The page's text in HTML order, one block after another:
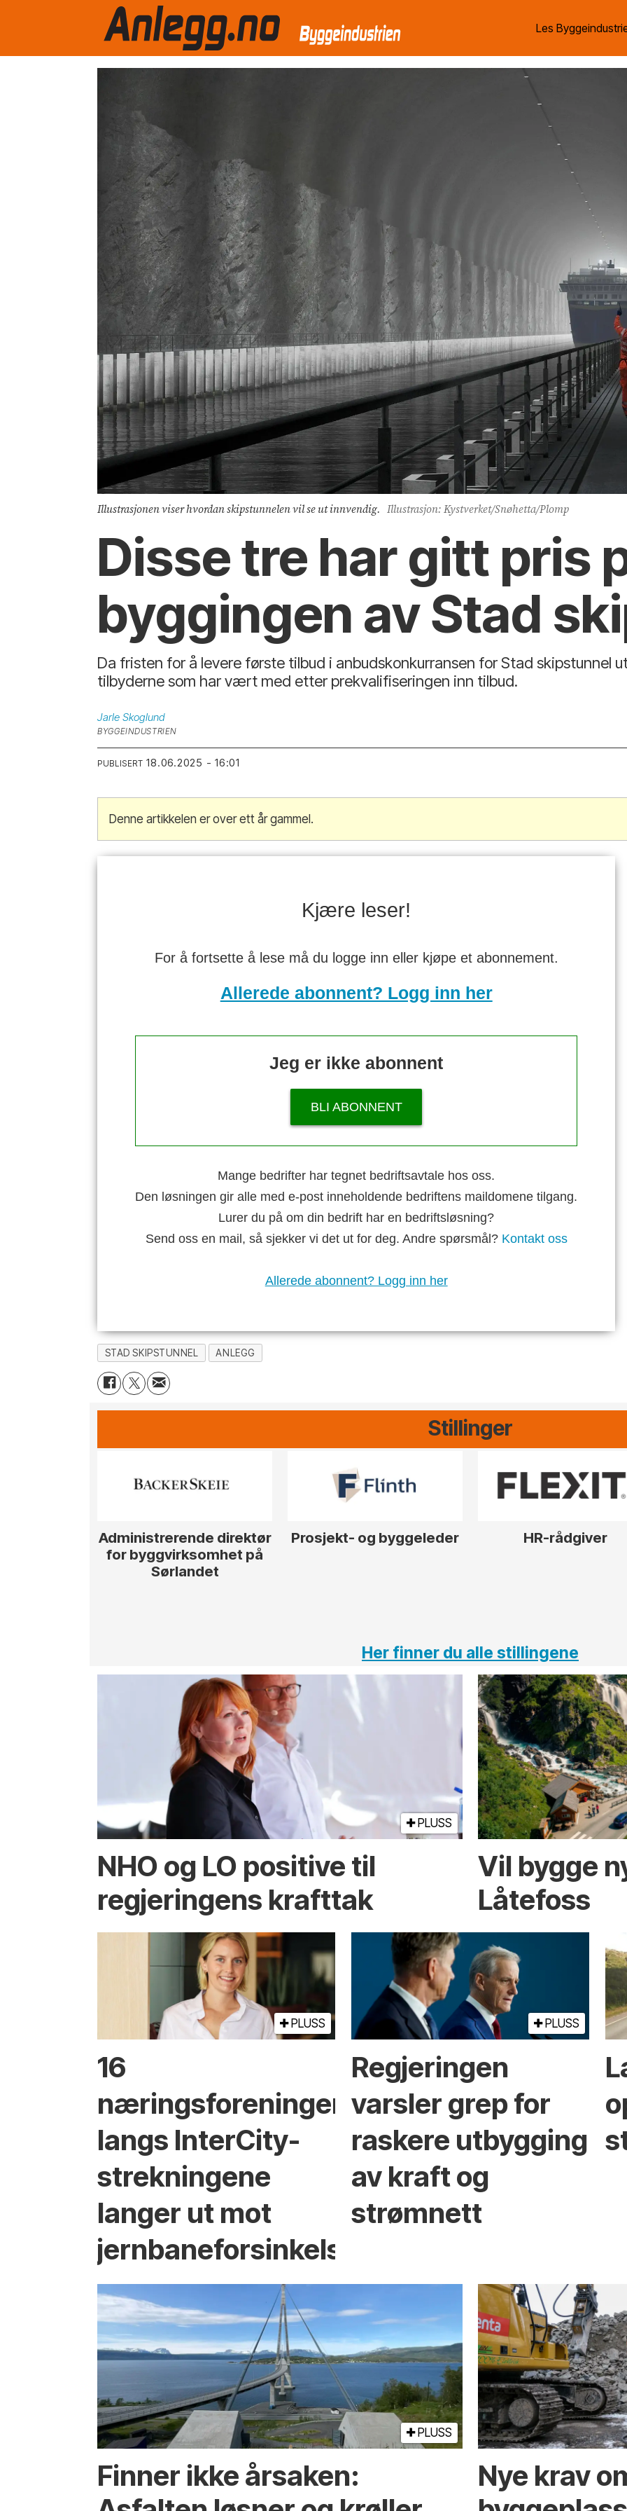
Les
Illustrasjonen viser hvordan skipstunnelen vil se ut innvendig. Illustrasjon: Kystverket/Snøhetta/Plomp
Disse tre har gitt pris
byggingen av Stad
Da fristen for å levere første tilbud i anbudskonkurransen for Stad skipstunnel
tilbyderne som har vært med etter prekvalifiseringen inn tilbud.
Jarle Skoglund
BYGGEINDUSTRIEN
PUBLISERT 18.06.2025 - 16:01
Denne artikkelen er over ett år gammel.
Kjære leser!
For å fortsette å lese må du logge inn eller kjøpe et abonnement.
Allerede abonnent? Logg inn her
Jeg er ikke abonnent
BLI ABONNENT
Mange bedrifter har tegnet bedriftsavtale hos oss.
Den løsningen gir alle med e-post inneholdende bedriftens maildomene tilgang.
Lurer du på om din bedrift har en bedriftsløsning?
Send oss en mail, så sjekker vi det ut for deg. Andre spørsmål? Kontakt oss
Allerede abonnent? Logg inn her
STAD SKIPSTUNNEL ANLEGG
Stillinger
Administrerende direktør
for byggvirksomhet på
Sørlandet
Prosjekt- og byggeleder HR-rådgiver
Her finner du alle stillingene
PLUSS
NHO og LO positive til
regjeringens krafttak
Vil bygge
Låtefoss
PLUSS
16
næringsforeninger
langs InterCity-
strekningene
langer ut mot
jernbaneforsinkelser
PLUSS
Regjeringen
varsler grep for
raskere utbygging
av kraft og
strømnett
PLUSS
Finner ikke årsaken:
Nye krav